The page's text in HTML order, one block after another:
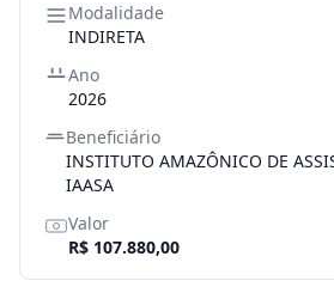
Modalidade
INDIRETA
Ano
2026
Beneficiário
INSTITUTO AMAZÔNICO DE
IAASA
Valor
R$ 107.880,00